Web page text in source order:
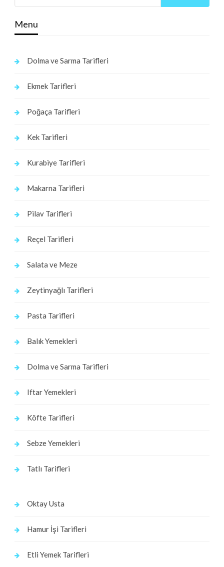
Menu
Dolma ve Sarma Tarifleri
Ekmek Tarifleri
Poğaça Tarifleri
Kek Tarifleri
Kurabiye Tarifleri
Makarna Tarifleri
Pilav Tarifleri
Reçel Tarifleri
Salata ve Meze
Zeytinyağlı Tarifleri
Pasta Tarifleri
Balık Yemekleri
Dolma ve Sarma Tarifleri
Iftar Yemekleri
Köfte Tarifleri
Sebze Yemekleri
Tatlı Tarifleri
Oktay Usta
Hamur İşi Tarifleri
Etli Yemek Tarifleri